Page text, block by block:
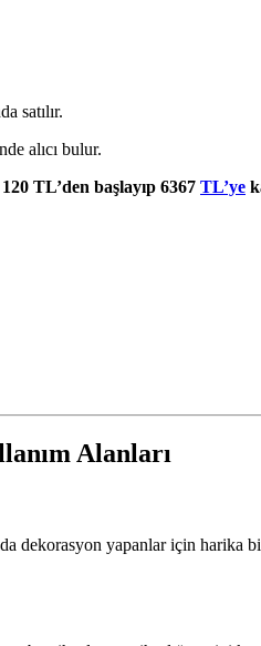
satılır.
alıcı bulur.
120 TL’den başlayıp 6367 TL’ye
Alanları
dekorasyon yapanlar için harika